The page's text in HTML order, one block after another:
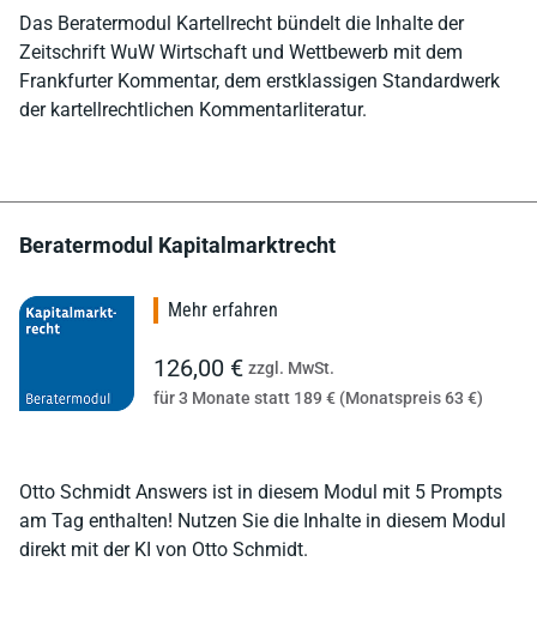
Das Beratermodul Kartellrecht bündelt die Inhalte der
Zeitschrift WuW Wirtschaft und Wettbewerb mit dem
Frankfurter Kommentar, dem erstklassigen Standardwerk
der kartellrechtlichen Kommentarliteratur.
Beratermodul Kapitalmarktrecht
Otto Schmidt Answers ist in diesem Modul mit 5 Prompts
am Tag enthalten! Nutzen Sie die Inhalte in diesem Modul
direkt mit der KI von Otto Schmidt.
Mehr erfahren
126,00 € zzgl. MwSt.
für 3 Monate statt 189 € (Monatspreis 63 €)